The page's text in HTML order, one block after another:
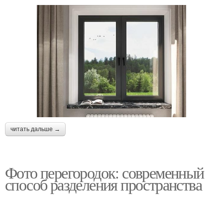
читать дальше →
Фото перегородок: современный
способ разделения пространства